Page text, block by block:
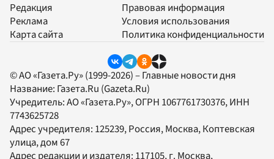
Редакция
Реклама
Карта сайта
Правовая информация
Условия использования
Политика конфиденциальности
© АО «Газета.Ру» (1999-2026) – Главные новости дня
Название: Газета.Ru (Gazeta.Ru)
Учредитель:АО «Газета.Ру», ОГРН 1067761730376, ИНН
7743625728
Адрес учредителя: 125239, Россия, Москва, Коптевская
улица, дом 67
Адрес редакции и издателя: 117105, г. Москва,